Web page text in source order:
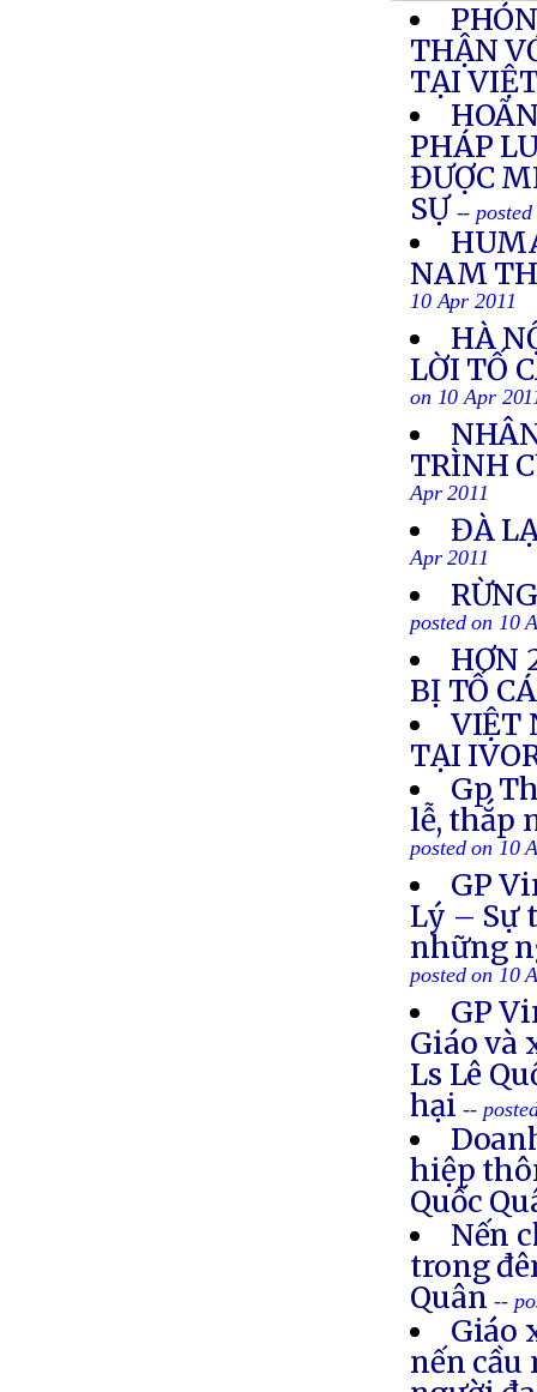
THẬN
TẠI
PHÁP
ĐƯỢC
SỰ --
NAM
10 Apr 2011
HÀ
LỜI TỐ
on 10 Apr
TRÌNH
Apr 2011
ĐÀ
Apr 2011
posted on 10
HƠN
BỊ TỐ
VIỆT
TẠI
Gp
lễ, thắp
posted on 10
GP
Lý – Sự
những
posted on 10
GP
Giáo và
Ls Lê
hại--
hiệp
Quốc
Nến
trong
Quân--
Giáo
nến cầu